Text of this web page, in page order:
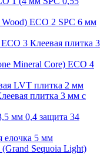
ECO 2 SPC 6 мм
3 Клеевая плитка 3
Mineral Core) ECO 4
LVT плитка 2 мм
плитка 3 мм с
мм 0,4 защита 34
елочка 5 мм
Sequoia Light)